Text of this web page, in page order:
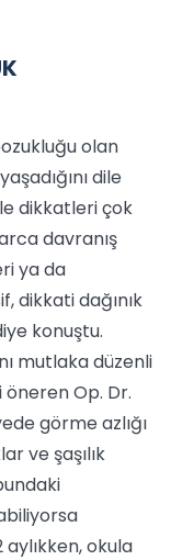
olan
dile
dikkatleri çok
davranış
ya da
dikkati dağınık
konuştu.
mutlaka düzenli
Op. Dr.
görme azlığı
ve şaşılık
okula